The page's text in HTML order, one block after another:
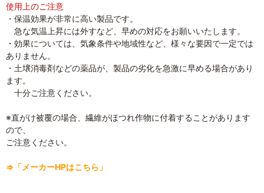
使用上のご注意
・保温効果が非常に高い製品です。
急な気温上昇には外すなど、早めの対応をお願いいたします。
・効果については、気象条件や地域性など、様々な要因で一定では
ありません。
・土壌消毒剤などの薬品が、製品の劣化を急激に早める場合があり
ます。
十分ご注意ください。
※直がけ被覆の場合、繊維がほつれ作物に付着することがあります
ので、
ご注意ください。
⇒「メーカーHPはこちら」